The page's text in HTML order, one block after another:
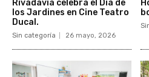
Rivadavia celebra el Día de
los Jardines en Cine Teatro
Ducal.
Sin categoría 26 mayo, 2026